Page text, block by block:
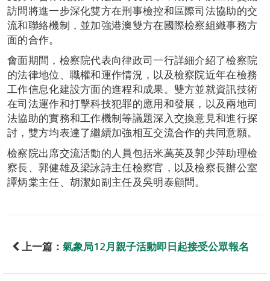
訪問將進一步深化雙方在刑事檢控和區際司法協助的交
流和聯絡機制，並加強港澳雙方在國際檢察組織事務方
面的合作。
會面期間，檢察院代表向律政司一行詳細介紹了檢察院
的法律地位、職權和運作情況，以及檢察院近年在檢務
工作信息化建設方面的進程和成果。雙方並就資訊技術
在司法運作和打擊科技犯罪的應用和發展，以及兩地司
法協助的實務和工作機制等議題深入交換意見和進行探
討，雙方均表達了繼續加強相互交流合作的共同意願。
檢察院出席交流活動的人員包括米萬英及郭少萍助理檢
察長、郭健雄及梁詠詩主任檢察官，以及檢察長辦公室
譚炳棠主任、胡潔如副主任及吳明泰顧問。
上一篇： 氣象局12月親子活動即日起接受公眾報名